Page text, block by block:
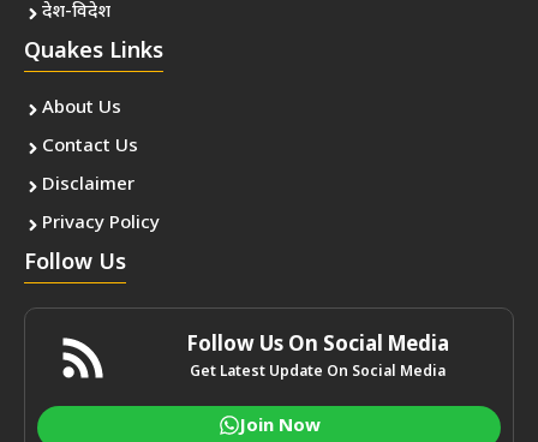
देश-विदेश
Quakes Links
About Us
Contact Us
Disclaimer
Privacy Policy
Follow Us
Follow Us On Social Media
Get Latest Update On Social Media
Join Now